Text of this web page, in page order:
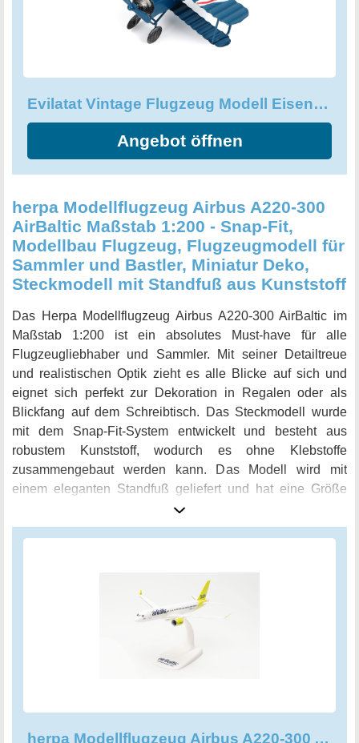
Flugzeug Miniatur Dekoration Sammlung Büro Ornament
Blau ist ein ideales Geschenk für Kinder oder alle, die eine
Leidenschaft für Flugzeug-Modelle haben. Diese
Blickfang für jeden Sammler und Fan des Flugplatzes.
Holen Sie sich jetzt ein wunderbares Dekorationsstück,
das ein Stück Geschichte und das Flair vergangener
Zeiten einfängt!
Evilatat Vintage Flugzeug Modell Eisenmodell Metall Flugzeug-Dekoration
Angebot öffnen
herpa Modellflugzeug Airbus A220-300
AirBaltic Maßstab 1:200 - Snap-Fit,
Modellbau Flugzeug, Flugzeugmodell für
Sammler und Bastler, Miniatur Deko,
Steckmodell mit Standfuß aus Kunststoff
Das Herpa Modellflugzeug Airbus A220-300 AirBaltic im
Maßstab 1:200 ist ein absolutes Must-have für alle
Flugzeugliebhaber und Sammler. Mit seiner Detailtreue
und realistischen Optik zieht es alle Blicke auf sich und
eignet sich perfekt zur Dekoration in Regalen oder als
Blickfang auf dem Schreibtisch. Das Steckmodell wurde
mit dem Snap-Fit-System entwickelt und besteht aus
robustem Kunststoff, wodurch es ohne Klebstoffe
zusammengebaut werden kann. Das Modell wird mit
einem eleganten Standfuß geliefert und hat eine Größe
von 36,4 x 4,8 x 19,3 cm. Ob für die Miniaturwelt oder als
besonderes Geburtstagsgeschenk für Kinder ab 14 Jahren,
Sammelobjekt für alle Flugzeugfans.
herpa Modellflugzeug Airbus A220-300 AirBaltic Maßstab 1:200